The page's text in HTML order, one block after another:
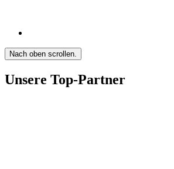
Nach oben scrollen.
Unsere Top-Partner